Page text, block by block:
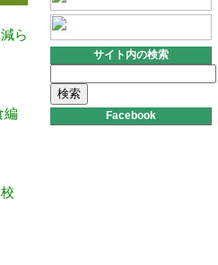
ら
編
サイト内の検索
索:
Facebook